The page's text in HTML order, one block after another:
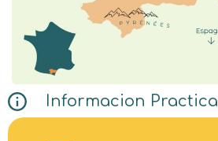
Informacion Practica